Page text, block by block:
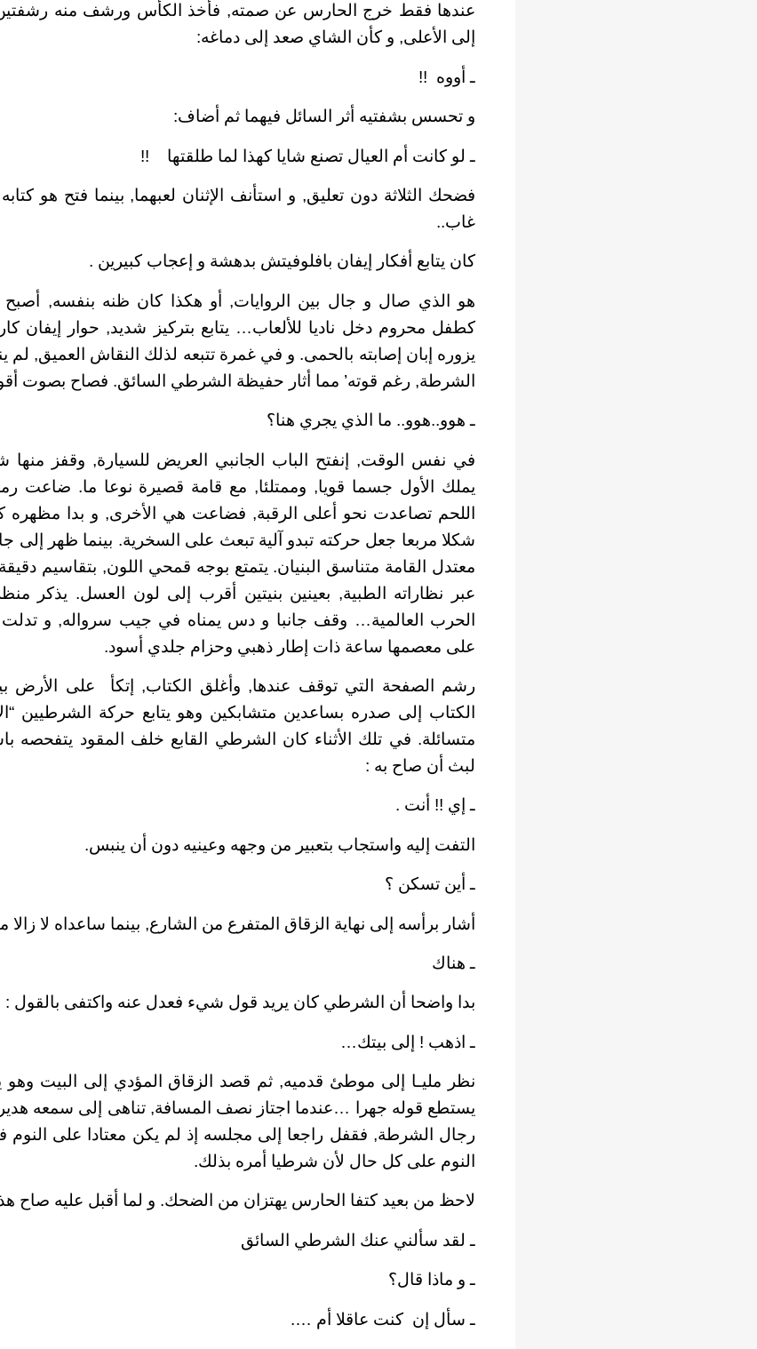
عندها فقط خرج الحارس عن صمته, فأخذ الكأس ورشف منه رشفتين
إلى الأعلى, و كأن الشاي صعد إلى دماغه:
ـ أووه !!
و تحسس بشفتيه أثر السائل فيهما ثم أضاف:
ـ لو كانت أم العيال تصنع شايا كهذا لما طلقتها !!
فضحك الثلاثة دون تعليق, و استأنف الإثنان لعبهما, بينما فتح هو
غاب..
كان يتابع أفكار إيفان بافلوفيتش بدهشة و إعجاب كبيرين .
هو الذي صال و جال بين الروايات, أو هكذا كان ظنه بنفسه, أصبح
كطفل محروم دخل ناديا للألعاب… يتابع بتركيز شديد, حوار إيفان
يزوره إبان إصابته بالحمى. و في غمرة تتبعه لذلك النقاش العميق,
الشرطة, رغم قوته’ مما أثار حفيظة الشرطي السائق. فصاح بصوت
ـ هوو..هوو.. ما الذي يجري هنا؟
في نفس الوقت, إنفتح الباب الجانبي العريض للسيارة, وقفز منها
يملك الأول جسما قويا, وممتلئا, مع قامة قصيرة نوعا ما. ضاعت
اللحم تصاعدت نحو أعلى الرقبة, فضاعت هي الأخرى, و بدا مظهره
شكلا مربعا جعل حركته تبدو آلية تبعث على السخرية. بينما ظهر إلى
معتدل القامة متناسق البنيان. يتمتع بوجه قمحي اللون, بتقاسيم
عبر نظاراته الطبية, بعينين بنيتين أقرب إلى لون العسل. يذكر
الحرب العالمية… وقف جانبا و دس يمناه في جيب سرواله, و تدلت
على معصمها ساعة ذات إطار ذهبي وحزام جلدي أسود.
رشم الصفحة التي توقف عندها, وأغلق الكتاب, إتكأ
على الأرض
الكتاب إلى صدره بساعدين متشابكين وهو يتابع حركة الشرطيين
متسائلة. في تلك الأثناء كان الشرطي القابع خلف المقود يتفحصه
لبث أن صاح به :
ـ إي !! أنت .
التفت إليه واستجاب بتعبير من وجهه وعينيه دون أن ينبس.
ـ أين تسكن ؟
أشار برأسه إلى نهاية الزقاق المتفرع من الشارع, بينما ساعداه لا
ـ هناك
بدا واضحا أن الشرطي كان يريد قول شيء فعدل عنه واكتفى بالقول :
ـ اذهب ! إلى بيتك…
نظر مليـا إلى موطئ قدميه, ثم قصد الزقاق المؤدي إلى البيت
يستطع قوله جهرا …عندما اجتاز نصف المسافة, تناهى إلى سمعه هدير
رجال الشرطة, فقفل راجعا إلى مجلسه إذ لم يكن معتادا على النوم
النوم على كل حال لأن شرطيا أمره بذلك.
لاحظ من بعيد كتفا الحارس يهتزان من الضحك. و لما أقبل عليه صاح
ـ لقد سألني عنك الشرطي السائق
ـ و ماذا قال؟
ـ سأل إن كنت عاقلا أم ….